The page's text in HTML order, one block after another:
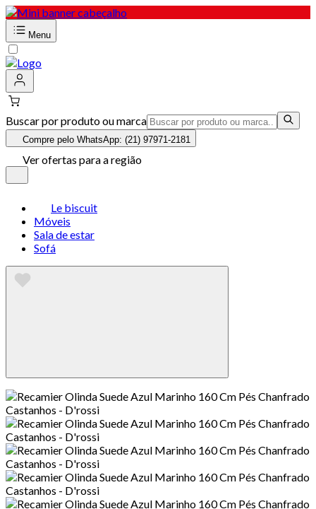
Menu
Buscar por produto ou marca
Compre pelo WhatsApp: (21) 97971-2181
Ver ofertas para a região
Le biscuit
Móveis
Sala de estar
Sofá